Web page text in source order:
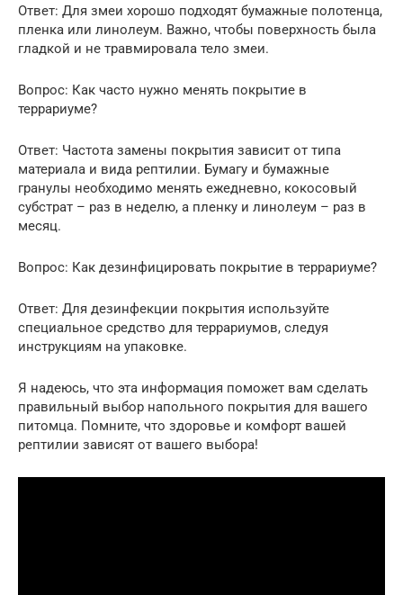
Ответ: Для змеи хорошо подходят бумажные полотенца,
пленка или линолеум. Важно, чтобы поверхность была
гладкой и не травмировала тело змеи.
Вопрос: Как часто нужно менять покрытие в
террариуме?
Ответ: Частота замены покрытия зависит от типа
материала и вида рептилии. Бумагу и бумажные
гранулы необходимо менять ежедневно, кокосовый
субстрат – раз в неделю, а пленку и линолеум – раз в
месяц.
Вопрос: Как дезинфицировать покрытие в террариуме?
Ответ: Для дезинфекции покрытия используйте
специальное средство для террариумов, следуя
инструкциям на упаковке.
Я надеюсь, что эта информация поможет вам сделать
правильный выбор напольного покрытия для вашего
питомца. Помните, что здоровье и комфорт вашей
рептилии зависят от вашего выбора!